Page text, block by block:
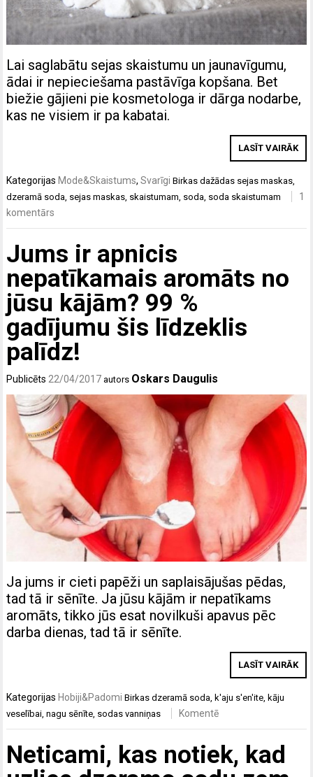
Lai saglabātu sejas skaistumu un jaunavīgumu,
ādai ir nepieciešama pastāvīga kopšana. Bet
biežie gājieni pie kosmetologa ir dārga nodarbe,
kas ne visiem ir pa kabatai.
LASĪT VAIRĀK
KategorijasMode&Skaistums,Svarīgi Birkasdažādas sejas maskas
dzeramā soda sejas maskas skaistumam soda soda skaistumam
1
komentārs
Jums ir apnicis
nepatīkamais aromāts no
jūsu kājām? 99 %
gadījumu šis līdzeklis
palīdz!
Publicēts 22/04/2017 autors Oskars Daugulis
Ja jums ir cieti papēži un saplaisājušas pēdas,
tad tā ir sēnīte. Ja jūsu kājām ir nepatīkams
aromāts, tikko jūs esat novilkuši apavus pēc
darba dienas, tad tā ir sēnīte.
LASĪT VAIRĀK
Kategorijas Hobiji&Padomi Birkasdzeramā soda ,k'aju s'en'ite ,kāju
veselībai ,nagu sēnīte sodas vanniņas Komentē
Neticami, kas notiek, kad